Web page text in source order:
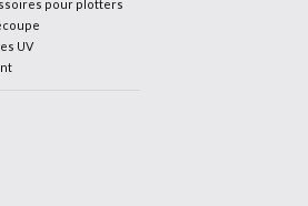
pour plotters
UV